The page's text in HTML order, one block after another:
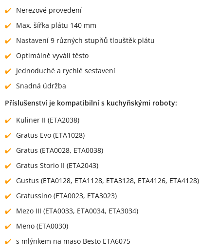
Nerezové provedení
Max. šířka plátu 140 mm
Nastavení 9 různých stupňů tlouštěk plátu
Optimálně vyválí těsto
Jednoduché a rychlé sestavení
Snadná údržba
Příslušenství je kompatibilní s kuchyňskými roboty:
Kuliner II (ETA2038)
Gratus Evo (ETA1028)
Gratus (ETA0028, ETA0038)
Gratus Storio II (ETA2043)
Gustus (ETA0128, ETA1128, ETA3128, ETA4126, ETA4128)
Gratussino (ETA0023, ETA3023)
Mezo III (ETA0033, ETA0034, ETA3034)
Meno (ETA0030)
s mlýnkem na maso Besto ETA6075